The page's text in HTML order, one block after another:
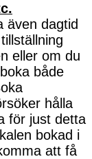
även dagtid
eller om du
både
hålla
för just detta
bokad i
att få